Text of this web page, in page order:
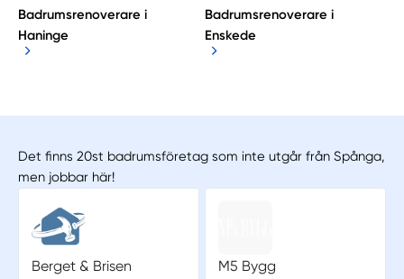
Badrumsrenoverare i
Haninge
Badrumsrenoverare i
Enskede
Det finns 20st badrumsföretag som inte utgår från Spånga,
men jobbar här!
Berget & Brisen
M5 Bygg